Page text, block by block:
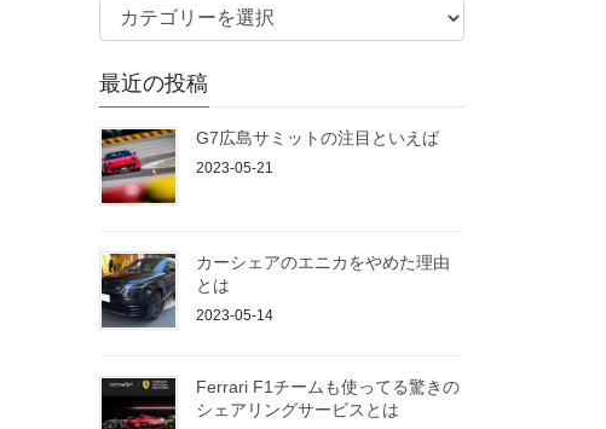
ロ
最近の投稿
G7広島サミットの注目といえば
2023-05-21
カーシェアのエニカをやめた理由
とは
2023-05-14
Ferrari F1チームも使ってる驚きの
シェアリングサービスとは